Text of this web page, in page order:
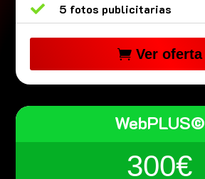

5 fotos publicitarias
Ver oferta
WebPLUS©
300€